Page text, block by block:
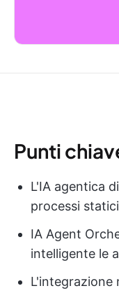
Punti
L'IA agentica
processi
IA Agent
intelligente le
L'integrazione